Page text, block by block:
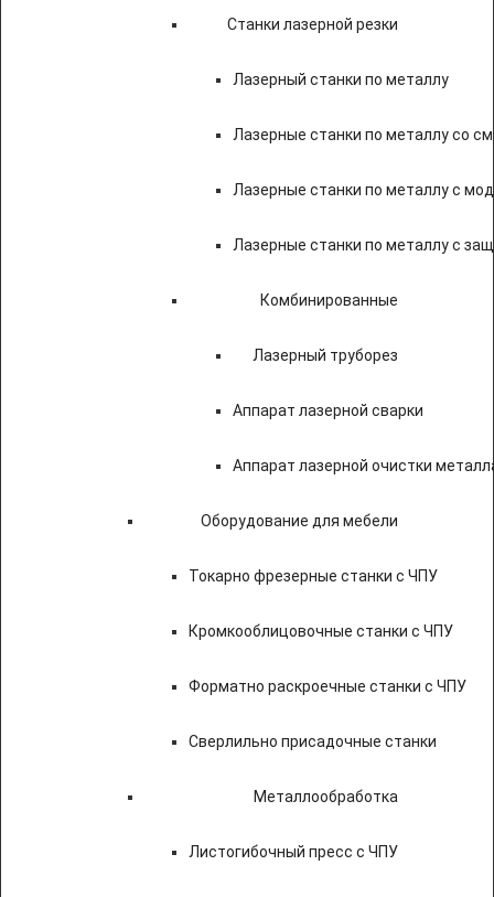
Станки лазерной резки
Лазерный станки по металлу
Лазерные станки по металлу со
Лазерные станки по металлу с
Лазерные станки по металлу с
Комбинированные
Лазерный труборез
Аппарат лазерной сварки
Аппарат лазерной очистки
Оборудование для мебели
Токарно фрезерные станки с ЧПУ
Кромкооблицовочные станки с ЧПУ
Форматно раскроечные станки с ЧПУ
Сверлильно присадочные станки
Металлообработка
Листогибочный пресс с ЧПУ